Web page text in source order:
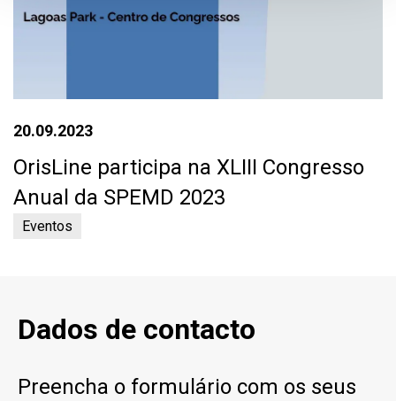
20.09.2023
OrisLine participa na XLIII Congresso
Anual da SPEMD 2023
Eventos
Dados de contacto
Preencha o formulário com os seus